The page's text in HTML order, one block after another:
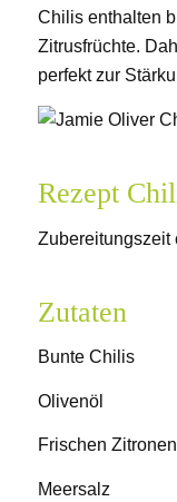
Chilis enthalten
Zitrusfrüchte.
perfekt zur
Rezept
Zubereitungszeit
Zutaten
Bunte Chilis
Olivenöl
Frischen
Meersalz